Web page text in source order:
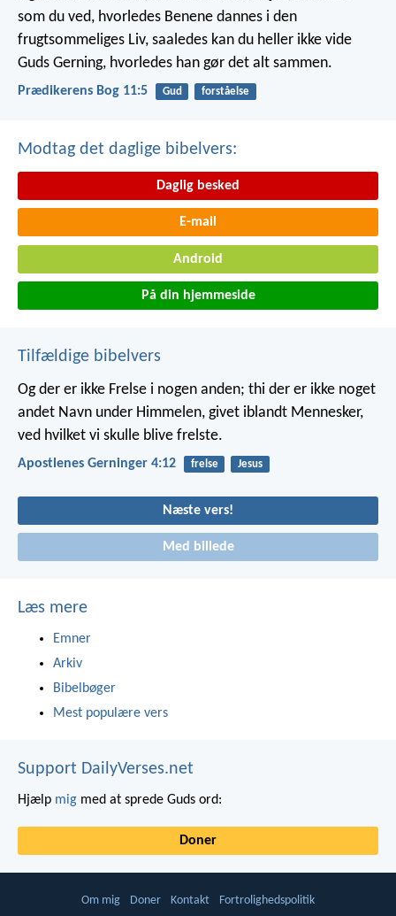
som du ved, hvorledes Benene dannes i den
frugtsommeliges Liv, saaledes kan du heller ikke vide
Guds Gerning, hvorledes han gør det alt sammen.
Prædikerens Bog 11:5 Gud forståelse
Modtag det daglige bibelvers:
Daglig besked
E-mail
Android
På din hjemmeside
Tilfældige bibelvers
Og der er ikke Frelse i nogen anden; thi der er ikke noget
andet Navn under Himmelen, givet iblandt Mennesker,
ved hvilket vi skulle blive frelste.
Apostlenes Gerninger 4:12 frelse Jesus
Næste vers!
Med billede
Læs mere
Emner
Arkiv
Bibelbøger
Mest populære vers
Support DailyVerses.net
Hjælp mig med at sprede Guds ord:
Doner
Om mig Doner Kontakt Fortrolighedspolitik